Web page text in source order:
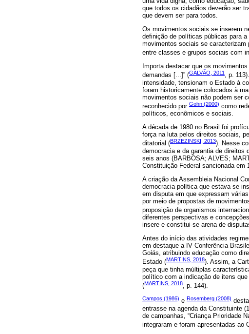
que todos os cidadãos deverão ser
que devem ser para todos.
Os movimentos sociais se inserem
definição de políticas públicas para
movimentos sociais se caracterizam
entre classes e grupos sociais com
Importa destacar que os
demandas [...]” (GALVÃO, 2011 , p.
intensidade, tensionam o Estado à
foram historicamente colocados à
movimentos sociais não podem ser
reconhecido por Gohn (2000) como
políticos, econômicos e sociais.
A década de 1980 no Brasil foi
força na luta pelos direitos sociais,
ditatorial (BRZEZINSKI, 2013). Nesse
democracia e da garantia de direitos
seis anos (BARBOSA; ALVES;
Constituição Federal sancionada em
A criação da Assembleia Nacional
democracia política que estava se
em disputa em que expressam
por meio de propostas de
proposição de organismos
diferentes perspectivas e
insere e constitui-se arena de
Antes do início das atividades
em destaque a IV Conferência
Goiás, atribuindo educação como
Estado (MARTINS, 2018). Assim, a
peça que tinha múltiplas
político com a indicação de itens
(MARTINS, 2018, p. 144).
Campos (1986) e Rosemberg (2008)
entrasse na agenda da Constituinte
de campanhas, “Criança Prioridade
integraram e foram apresentadas ao